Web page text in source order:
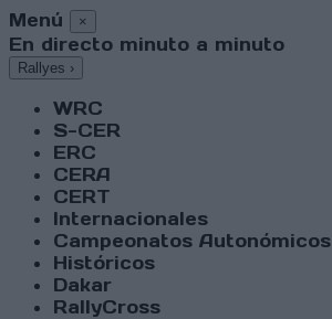
Menú ×
En directo minuto a minuto
Rallyes ›
WRC
S-CER
ERC
CERA
CERT
Internacionales
Campeonatos Autonómicos
Históricos
Dakar
RallyCross